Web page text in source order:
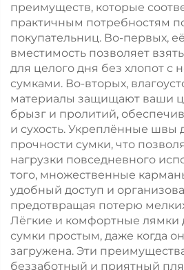
преимуществ, которые
практичным потребностям
покупательниц. Во-первых,
вместимость позволяет
для целого дня без хлопот с
сумками. Во-вторых,
материалы защищают ваши
брызг и пролитий,
и сухость. Укреплённые швы
прочности сумки, что
нагрузки повседневного
того, множественные
удобный доступ и
предотвращая потерю
Лёгкие и комфортные лямки
сумки простым, даже когда
загружена. Эти
беззаботный и приятный